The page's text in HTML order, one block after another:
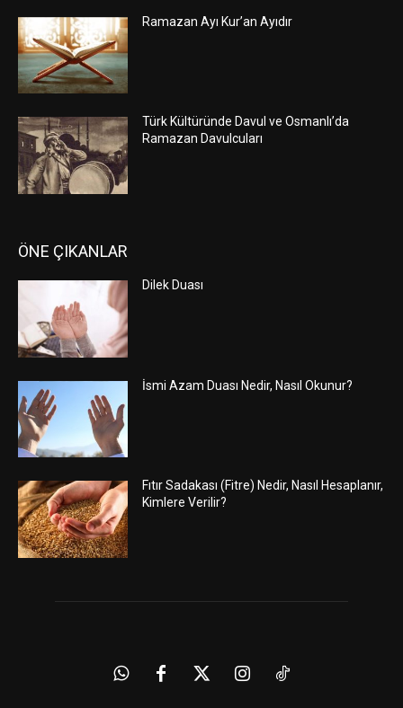
Ramazan Ayı Kur’an Ayıdır
Türk Kültüründe Davul ve Osmanlı’da
Ramazan Davulcuları
ÖNE ÇIKANLAR
Dilek Duası
İsmi Azam Duası Nedir, Nasıl Okunur?
Fıtır Sadakası (Fitre) Nedir, Nasıl Hesaplanır,
Kimlere Verilir?